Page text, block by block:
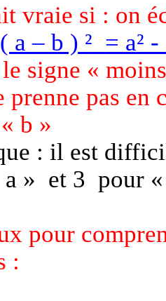
vraie si : on
( a – b ) ² = a² -
signe «
prenne pas
b »
: il est
» et 3 pour
pour
: